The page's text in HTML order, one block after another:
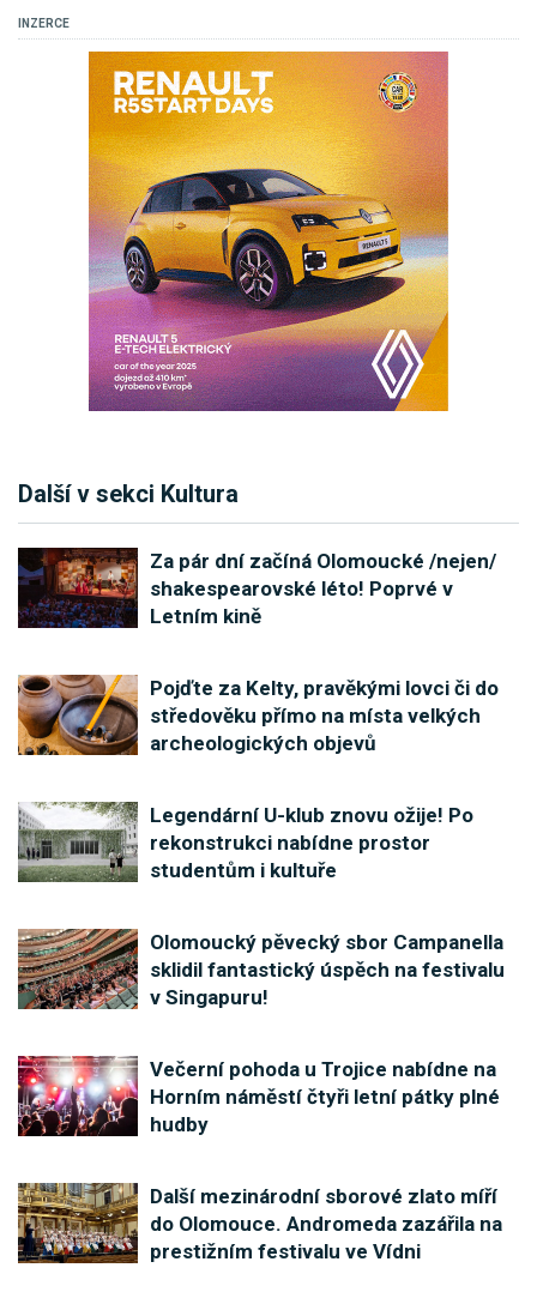
INZERCE
Další v sekci Kultura
Za pár dní začíná Olomoucké /nejen/
shakespearovské léto! Poprvé v
Letním kině
Pojďte za Kelty, pravěkými lovci či do
středověku přímo na místa velkých
archeologických objevů
Legendární U-klub znovu ožije! Po
rekonstrukci nabídne prostor
studentům i kultuře
Olomoucký pěvecký sbor Campanella
sklidil fantastický úspěch na festivalu
v Singapuru!
Večerní pohoda u Trojice nabídne na
Horním náměstí čtyři letní pátky plné
hudby
Další mezinárodní sborové zlato míří
do Olomouce. Andromeda zazářila na
prestižním festivalu ve Vídni